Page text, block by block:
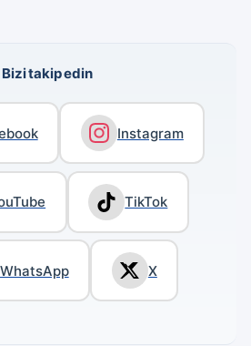
Bizi takip edin
Instagram
TikTok
WhatsApp X